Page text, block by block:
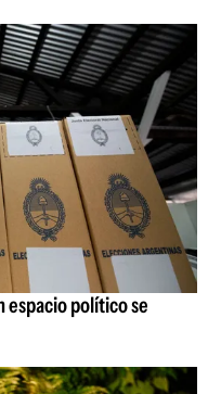
espacio político se